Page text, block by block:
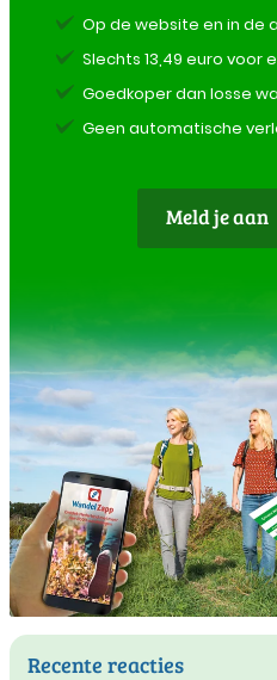
Op de website en in de
Slechts 13,49 euro voor
Goedkoper dan losse
Geen automatische
Meld je aan
Recente reacties